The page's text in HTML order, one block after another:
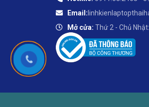
Email:
Mở cửa: Thứ 2 - Chủ